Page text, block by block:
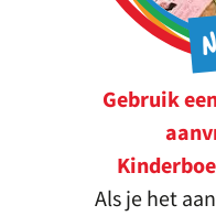
Gebruik
Als je het